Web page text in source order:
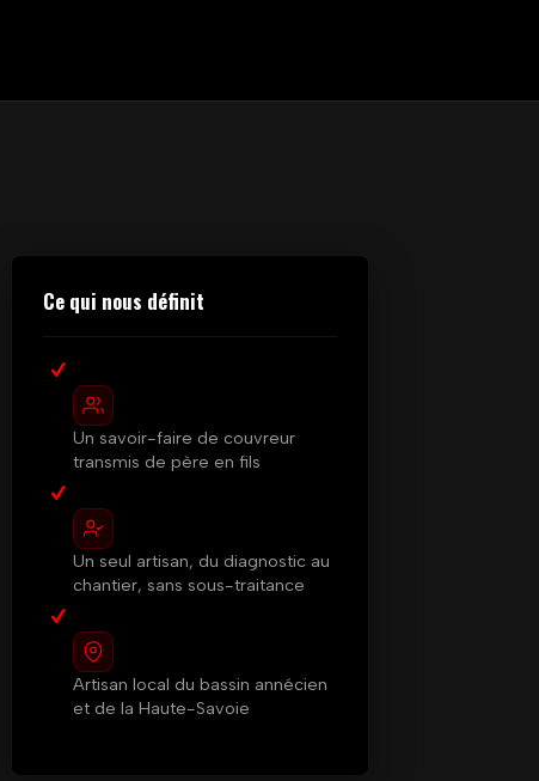
Ce qui nous définit
Un savoir-faire de couvreur
transmis de père en fils
Un seul artisan, du diagnostic au
chantier, sans sous-traitance
Artisan local du bassin annécien
et de la Haute-Savoie